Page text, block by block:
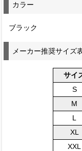
カラー
ブラック
メーカー推奨サイズ
サイ
S
M
L
XL
XXL